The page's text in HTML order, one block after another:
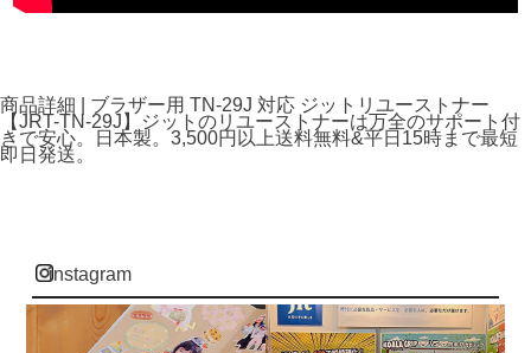
商品詳細 | ブラザー用 TN-29J 対応 ジットリユーストナー
【JRT-TN-29J】ジットのリユーストナーは万全のサポート付
きで安心。日本製。3,500円以上送料無料&平日15時まで最短
即日発送。
instagram